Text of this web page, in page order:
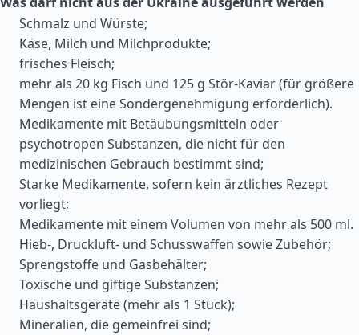
Schmalz und Würste;
Käse, Milch und Milchprodukte;
frisches Fleisch;
mehr als 20 kg Fisch und 125 g Stör-Kaviar (für größere
Mengen ist eine Sondergenehmigung erforderlich).
Medikamente mit Betäubungsmitteln oder
psychotropen Substanzen, die nicht für den
medizinischen Gebrauch bestimmt sind;
Starke Medikamente, sofern kein ärztliches Rezept
vorliegt;
Medikamente mit einem Volumen von mehr als 500 ml.
Hieb-, Druckluft- und Schusswaffen sowie Zubehör;
Sprengstoffe und Gasbehälter;
Toxische und giftige Substanzen;
Haushaltsgeräte (mehr als 1 Stück);
Mineralien, die gemeinfrei sind;